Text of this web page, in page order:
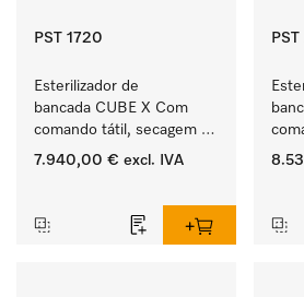
PST 1720
Esterilizador de
bancada CUBE X Com
comando tátil, secagem
EcoDry e 4,5 kg de
7.940,00 € excl. IVA